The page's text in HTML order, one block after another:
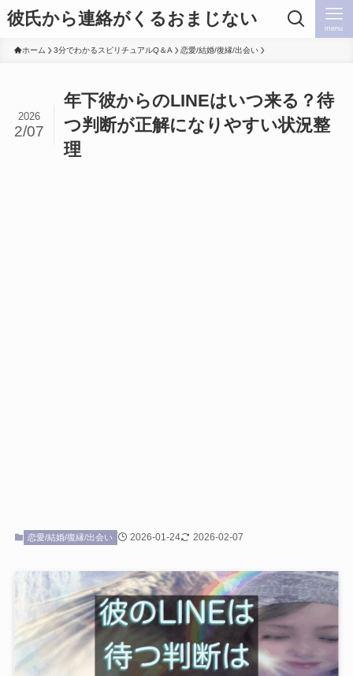
彼氏から連絡がくるおまじない menu
ホーム 3分でわかるスピリチュアルQ＆A 恋愛/結婚/復縁/出会い
年下彼からのLINEはいつ来る？待
つ判断が正解になりやすい状況整
理
2026
2/07
恋愛/結婚/復縁/出会い 2026-01-24 2026-02-07